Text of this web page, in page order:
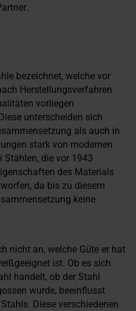
bezeichnet, welche vor
Herstellungsverfahren
vorliegen
unterscheiden sich
als auch in
stark von modernen
Stählen, die vor 1943
des Materials
da bis zu diesem
keine
nicht an, welche Güte er hat
ist. Ob es sich
handelt, ob der Stahl
wurde, beeinflusst
Diese verschiedenen